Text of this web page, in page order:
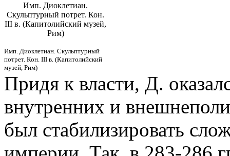
Имп. Диоклетиан.
Скульптурный потрет. Кон.
III в. (Капитолийский музей,
Рим)
Имп. Диоклетиан. Скульптурный
потрет. Кон. III в. (Капитолийский
музей, Рим)
Придя к власти, Д.
внутренних и
был стабилизировать